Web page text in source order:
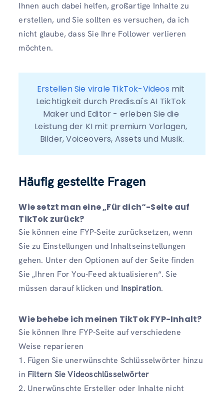
Ihnen auch dabei helfen, großartige Inhalte zu
erstellen, und Sie sollten es versuchen, da ich
nicht glaube, dass Sie Ihre Follower verlieren
möchten.
Erstellen Sie virale TikTok-Videos mit
Leichtigkeit durch Predis.ai's AI TikTok
Maker und Editor - erleben Sie die
Leistung der KI mit premium Vorlagen,
Bilder, Voiceovers, Assets und Musik.
Häufig gestellte Fragen
Wie setzt man eine „Für dich“-Seite auf
TikTok zurück?
Sie können eine FYP-Seite zurücksetzen, wenn
Sie zu Einstellungen und Inhaltseinstellungen
gehen. Unter den Optionen auf der Seite finden
Sie „Ihren For You-Feed aktualisieren“. Sie
müssen darauf klicken und Inspiration.
Wie behebe ich meinen TikTok FYP-Inhalt?
Sie können Ihre FYP-Seite auf verschiedene
Weise reparieren
1. Fügen Sie unerwünschte Schlüsselwörter hinzu
in Filtern Sie Videoschlüsselwörter
2. Unerwünschte Ersteller oder Inhalte nicht